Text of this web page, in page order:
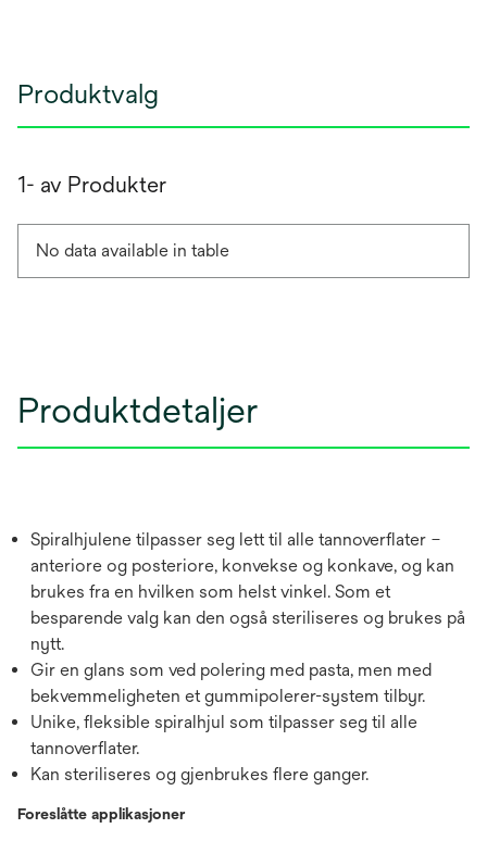
Produktvalg
1- av Produkter
No data available in table
Produktdetaljer
Spiralhjulene tilpasser seg lett til alle tannoverflater –
anteriore og posteriore, konvekse og konkave, og kan
brukes fra en hvilken som helst vinkel. Som et
besparende valg kan den også steriliseres og brukes på
nytt.
Gir en glans som ved polering med pasta, men med
bekvemmeligheten et gummipolerer-system tilbyr.
Unike, fleksible spiralhjul som tilpasser seg til alle
tannoverflater.
Kan steriliseres og gjenbrukes flere ganger.
Foreslåtte applikasjoner